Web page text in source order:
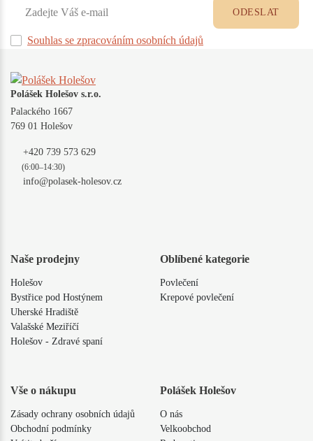
Souhlas se zpracováním osobních údajů
ODESLAT
Polášek Holešov s.r.o.
Palackého 1667
769 01 Holešov
+420 739 573 629
(6:00–14:30)
info@polasek-holesov.cz
Naše prodejny
Holešov
Bystřice pod Hostýnem
Uherské Hradiště
Valašské Meziříčí
Holešov - Zdravé spaní
Oblíbené kategorie
Povlečení
Krepové povlečení
Vše o nákupu
Zásady ochrany osobních údajů
Obchodní podmínky
Polášek Holešov
O nás
Velkoobchod